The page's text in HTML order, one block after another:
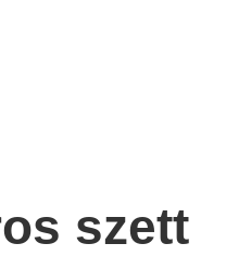
szett